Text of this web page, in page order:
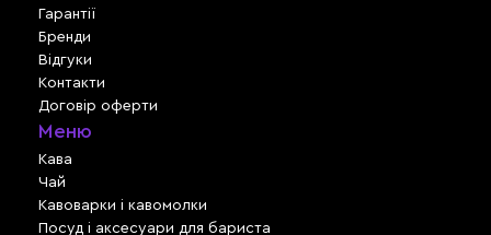
Гарантії
Бренди
Відгуки
Контакти
Договір оферти
Меню
Кава
Чай
Кавоварки і кавомолки
Посуд і аксесуари для бариста